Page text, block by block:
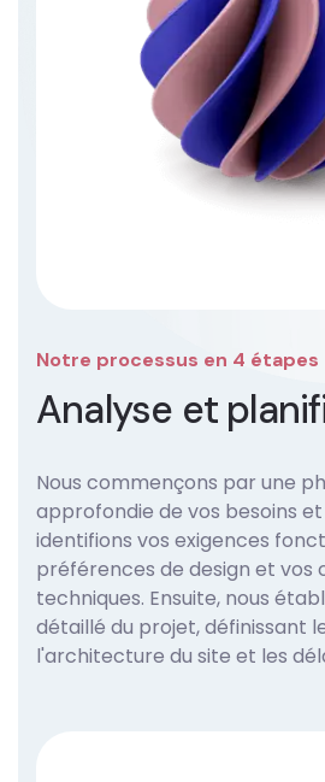
Notre processus en 4 étapes
Analyse et
Nous commençons par une
approfondie de vos besoins
identifions vos exigences
préférences de design et vos
techniques. Ensuite, nous
détaillé du projet, définissant
l'architecture du site et les